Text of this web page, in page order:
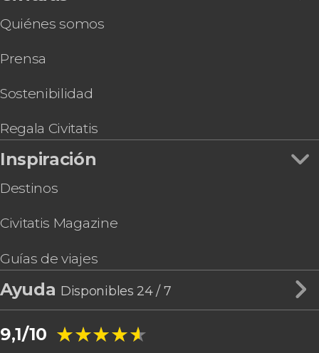
Tour en quad por Guanajuato
Adentro
Quiénes somos
Prensa
Sostenibilidad
Regala Civitatis
Inspiración
Destinos
Civitatis Magazine
Guías de viajes
Ayuda Disponibles 24 / 7
9,1/10 ★★★★★
★★★★★